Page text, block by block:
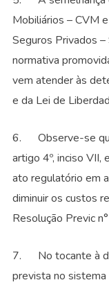
Mobiliários – CVM
Seguros Privados –
normativa
vem atender às
e da Lei de
6. Observe-se
artigo 4º, inciso
ato regulatório em
diminuir os custos
Resolução Previc
7. No tocante à
prevista no